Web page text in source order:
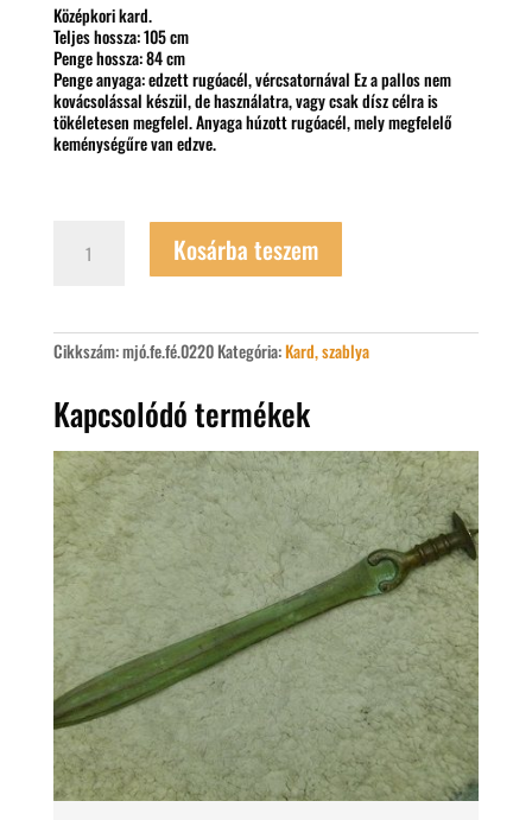
Középkori kard.
Teljes hossza: 105 cm
Penge hossza: 84 cm
Penge anyaga: edzett rugóacél, vércsatornával Ez a pallos nem
kovácsolással készül, de használatra, vagy csak dísz célra is
tökéletesen megfelel. Anyaga húzott rugóacél, mely megfelelő
keménységűre van edzve.
Kosárba teszem
Cikkszám:mjó.fe.fé.0220 Kategória:Kard, szablya
Kapcsolódó termékek